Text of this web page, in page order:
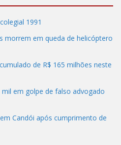
1991
morrem em queda de helicóptero
de R$ 165 milhões neste
em golpe de falso advogado
Candói após cumprimento de